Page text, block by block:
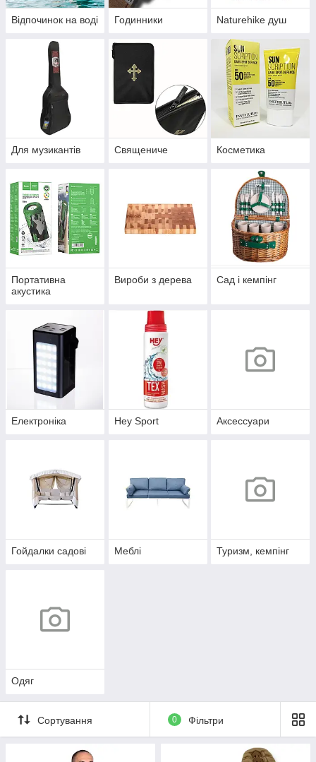
Відпочинок на воді Годинники Naturehike душ
Для музикантів Священиче Косметика
Портативна
акустика
Вироби з дерева Сад і кемпінг
Електроніка Hey Sport Аксессуари
Гойдалки садові Меблі Туризм, кемпінг
Одяг
Сортування 0 Фільтри